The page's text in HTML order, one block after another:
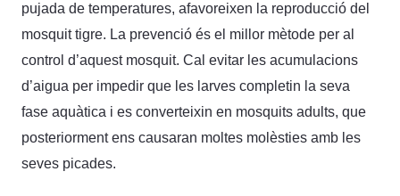
pujada de temperatures, afavoreixen la reproducció del
mosquit tigre. La prevenció és el millor mètode per al
control d’aquest mosquit. Cal evitar les acumulacions
d’aigua per impedir que les larves completin la seva
fase aquàtica i es converteixin en mosquits adults, que
posteriorment ens causaran moltes molèsties amb les
seves picades.